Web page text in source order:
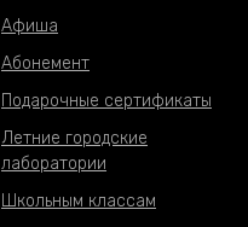
Афиша
Абонемент
Подарочные сертификаты
Летние городские
лаборатории
Школьным классам